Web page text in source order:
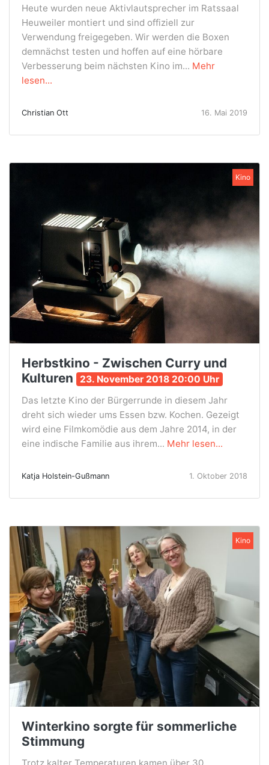
Heute wurden neue Aktivlautsprecher im Ratssaal
Heuweiler montiert und sind offiziell zur
Verwendung freigegeben. Wir werden die Boxen
demnächst testen und hoffen auf eine hörbare
Verbesserung beim nächsten Kino im... Mehr
lesen...
Christian Ott 16. Mai 2019
Kino
Herbstkino - Zwischen Curry und
Kulturen
23. November 2018 20:00 Uhr
Das letzte Kino der Bürgerrunde in diesem Jahr
dreht sich wieder ums Essen bzw. Kochen. Gezeigt
wird eine Filmkomödie aus dem Jahre 2014, in der
eine indische Familie aus ihrem... Mehr lesen...
Katja Holstein-Gußmann 1. Oktober 2018
Kino
Winterkino sorgte für sommerliche
Stimmung